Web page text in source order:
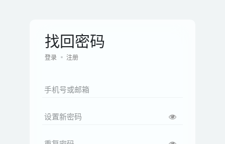
找回密码
登录 注册
手机号或邮箱
设置新密码